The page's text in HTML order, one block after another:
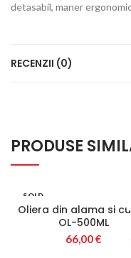
detasabil, maner
RECENZII (0)
PRODUSE
SOLD
OUT
Oliera din alama si
OL-500ML
66,00€